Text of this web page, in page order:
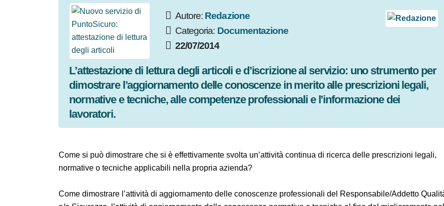
Autore:Redazione
Categoria:Documentazione
22/07/2014
L’attestazione di lettura degli articoli e d’iscrizione al servizio: uno strumento
per dimostrare l’aggiornamento delle conoscenze in merito alle prescrizioni
legali, normative e tecniche, alle competenze professionali e l’informazione
dei lavoratori.
Come si può dimostrare che si è effettivamente svolta un’attività continua di ricerca delle prescrizioni
legali, normative o tecniche applicabili nella propria azienda?
Come dimostrare l’attività di aggiornamento delle conoscenze professionali del Responsabile/Addetto